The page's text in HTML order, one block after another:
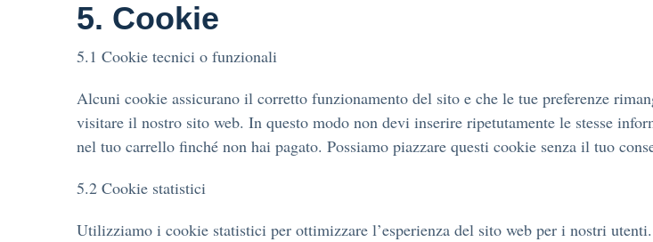
5. Cookie
5.1 Cookie tecnici o funzionali
Alcuni cookie assicurano il corretto funzionamento del sito e che le tue preferenze
visitare il nostro sito web. In questo modo non devi inserire ripetutamente le stesse
nel tuo carrello finché non hai pagato. Possiamo piazzare questi cookie senza il tuo
5.2 Cookie statistici
Utilizziamo i cookie statistici per ottimizzare l’esperienza del sito web per i nostri